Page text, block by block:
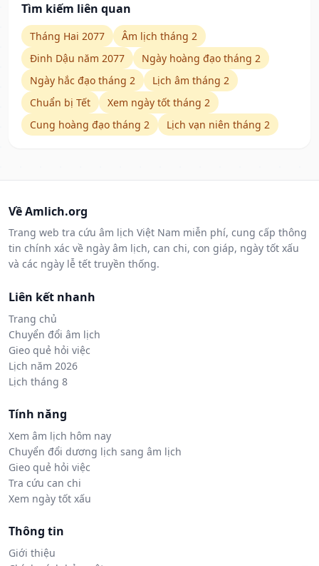
Tìm kiếm liên quan
Tháng Hai 2077
Âm lịch tháng 2
Đinh Dậu năm 2077
Ngày hoàng đạo tháng 2
Ngày hắc đạo tháng 2
Lịch âm tháng 2
Chuẩn bị Tết
Xem ngày tốt tháng 2
Cung hoàng đạo tháng 2
Lịch vạn niên tháng 2
Về Amlich.org
Trang web tra cứu âm lịch Việt Nam miễn phí, cung cấp thông
tin chính xác về ngày âm lịch, can chi, con giáp, ngày tốt xấu
và các ngày lễ tết truyền thống.
Liên kết nhanh
Trang chủ
Chuyển đổi âm lịch
Gieo quẻ hỏi việc
Lịch năm 2026
Lịch tháng 8
Tính năng
Xem âm lịch hôm nay
Chuyển đổi dương lịch sang âm lịch
Gieo quẻ hỏi việc
Tra cứu can chi
Xem ngày tốt xấu
Thông tin
Giới thiệu